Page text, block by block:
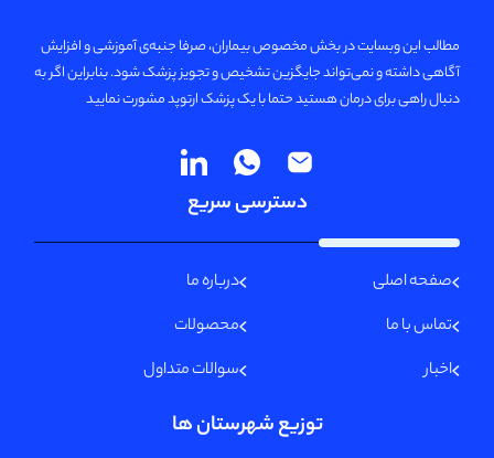
مطالب این وبسایت در بخش مخصوص بیماران، صرفا جنبه‌ی آموزشی و افزایش
آگاهی داشته و نمی‌تواند جایگزین تشخیص و تجویز پزشک شود. بنابراین اگر به
دنبال راهی برای درمان هستید حتما با یک پزشک ارتوپد مشورت نمایید
دسترسی سریع
صفحه اصلی
درباره ما
تماس با ما
محصولات
اخبار
سوالات متداول
توزیع شهرستان ها